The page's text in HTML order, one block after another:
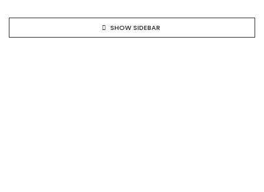
SHOW SIDEBAR